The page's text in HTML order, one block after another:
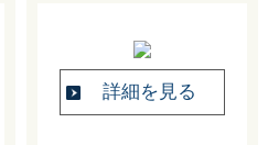
詳細を見る